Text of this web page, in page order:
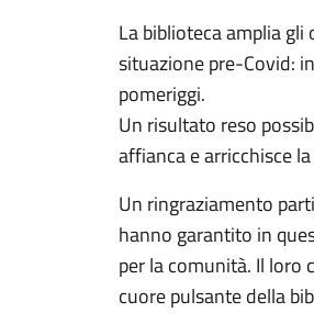
La biblioteca amplia
situazione pre-Covid:
pomeriggi.
Un risultato reso
affianca e arricchisce
Un ringraziamento
hanno garantito in
per la comunità. Il loro
cuore pulsante della